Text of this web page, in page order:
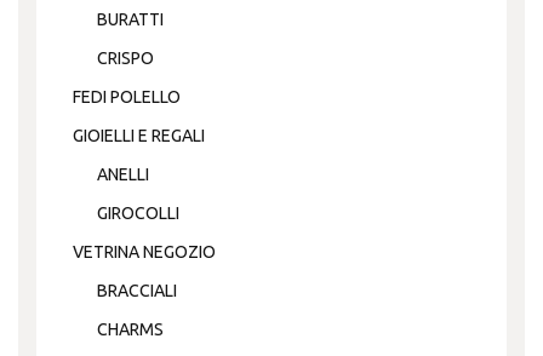
BURATTI
CRISPO
FEDI POLELLO
GIOIELLI E REGALI
ANELLI
GIROCOLLI
VETRINA NEGOZIO
BRACCIALI
CHARMS